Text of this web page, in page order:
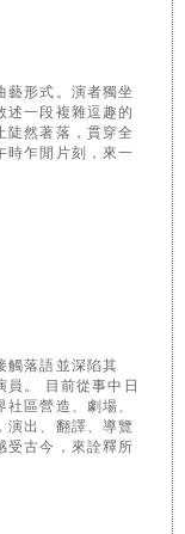
藝形式。演者獨坐
述一段複雜逗趣的
陡然著落，貫穿全
時乍閒片刻，來一
觸落語並深陷其
員。 目前從事中日
區營造、劇場、
演出、翻譯、導覽
受古今，來詮釋所